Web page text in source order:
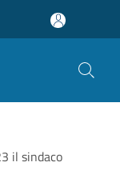
il sindaco